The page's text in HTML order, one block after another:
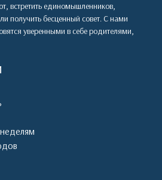
встретить единомышленников,
получить бесценный совет. С нами
уверенными в себе родителями,